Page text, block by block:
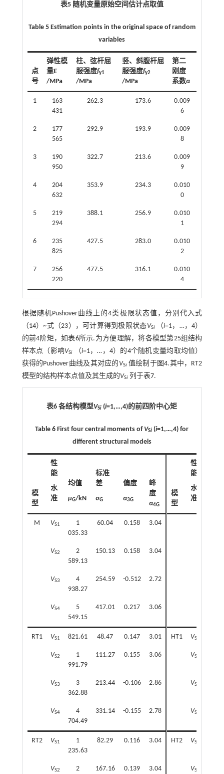
表5 随机变量原始空间估计点取值
Table 5 Estimation points in the original space of random
variables
点
号
弹性模
量E
/MPa
柱、弦杆屈
服强度fy1
/MPa
竖、斜腹杆屈
服强度fy2
/MPa
第二
刚度
系数α
1
163
431
262.3 173.6
0.009
6
2
177
565
292.9 193.9
0.009
8
3
190
950
322.7 213.6
0.009
9
4
204
632
353.9 234.3
0.010
0
5
219
294
388.1 256.9
0.010
1
6
235
825
427.5 283.0
0.010
2
7
256
220
477.5 316.1
0.010
4
根据随机Pushover曲线上的4类极限状态值，分别代入式
（14）~式（23） ，可计算得到极限状态VSi（i=1，…，4）
的前4阶矩，如表6所示.为方便理解，将各模型第25组结构
样本点（影响VSi （i=1，…，4）的4个随机变量均取均值）
获得的Pushover曲线及其对应的 VSi值绘制于图4.其中，RT2
模型的结构样本点值及其生成的VSi列于表7.
表6 各结构模型VSi (i=1,…,4)的前四阶中心矩
Table 6 First four central moments ofVSi (i=1,…,4) for
different structural models
模
型
性
能
水
准
均值
μG/kN
标准
差
σG
偏度
α3G
峰
度
α4G
模
型
性
能
水
准
M VS1
1
035.33
60.04 0.158 3.04
VS2
2
589.13
150.13 0.158 3.04
VS3
4
938.27
254.59 -0.512 2.72
VS4
5
549.15
417.01 0.217 3.06
RT1 VS1 821.61 48.47 0.147 3.01 HT1 VS1
VS2
1
991.79
111.27 0.155 3.06 VS2
VS3
3
362.88
213.44 -0.106 2.86 VS3
VS4
4
704.49
331.14 -0.155 2.78 VS4
RT2 VS1
1
235.63
82.29 0.116 3.04 HT2 VS1
VS2
2
167.16 0.139 3.04 VS2